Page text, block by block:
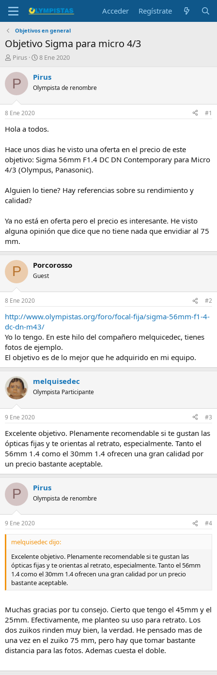
Acceder Regístrate
Objetivos en general
Objetivo Sigma para micro 4/3
I
i
c
a
d
o
r
l
t
e
a
Pirus
F
c
a
i
n
i
o
8 Ene 2020
P Pirus
Olympista de renombre
8 Ene 2020 #1
Hola a todos.
Hace unos dias he visto una oferta en el precio de este
objetivo: Sigma 56mm F1.4 DC DN Contemporary para Micro
4/3 (Olympus, Panasonic).
Alguien lo tiene? Hay referencias sobre su rendimiento y
calidad?
Ya no está en oferta pero el precio es interesante. He visto
alguna opinión que dice que no tiene nada que envidiar al 75
mm.
P Porcorosso
Guest
8 Ene 2020 #2
http://www.olympistas.org/foro/focal-fija/sigma-56mm-f1-4-
dc-dn-m43/
Yo lo tengo. En este hilo del compañero melquicedec, tienes
fotos de ejemplo.
El objetivo es de lo mejor que he adquirido en mi equipo.
melquisedec
Olympista Participante
9 Ene 2020 #3
Excelente objetivo. Plenamente recomendable si te gustan las
ópticas fijas y te orientas al retrato, especialmente. Tanto el
56mm 1.4 como el 30mm 1.4 ofrecen una gran calidad por
un precio bastante aceptable.
P Pirus
Olympista de renombre
9 Ene 2020 #4
melquisedec dijo:
Excelente objetivo. Plenamente recomendable si te gustan las
ópticas fijas y te orientas al retrato, especialmente. Tanto el 56mm
1.4 como el 30mm 1.4 ofrecen una gran calidad por un precio
bastante aceptable.
Muchas gracias por tu consejo. Cierto que tengo el 45mm y el
25mm. Efectivamente, me planteo su uso para retrato. Los
dos zuikos rinden muy bien, la verdad. He pensado mas de
una vez en el zuiko 75 mm, pero hay que tomar bastante
distancia para las fotos. Ademas cuesta el doble.